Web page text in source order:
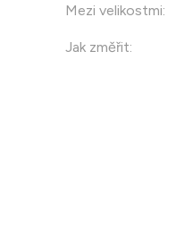
Mezi velikostmi:
Jak změřit: